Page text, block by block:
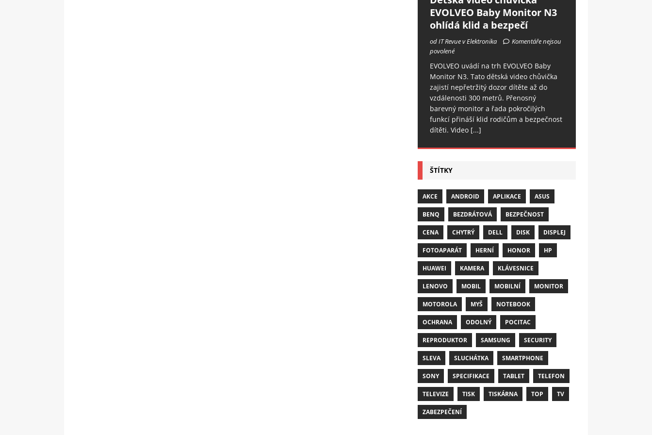
EVOLVEO Baby Monitor N3
ohlídá klid a bezpečí
od IT Revue v Elektronika
Komentáře nejsou
povolené
EVOLVEO uvádí na trh EVOLVEO Baby
Monitor N3. Tato dětská video chůvička
zajistí nepřetržitý dozor dítěte až do
vzdálenosti 300 metrů. Přenosný
barevný monitor a řada pokročilých
funkcí přináší klid rodičům a bezpečnost
dítěti. Video [...]
ŠTÍTKY
AKCE ANDROID APLIKACE ASUS
BENQ BEZDRÁTOVÁ BEZPEČNOST
CENA CHYTRÝ DELL DISK DISPLEJ
FOTOAPARÁT HERNÍ HONOR HP
HUAWEI KAMERA KLÁVESNICE
LENOVO MOBIL MOBILNÍ MONITOR
MOTOROLA MYŠ NOTEBOOK
OCHRANA ODOLNÝ POCITAC
REPRODUKTOR SAMSUNG SECURITY
SLEVA SLUCHÁTKA SMARTPHONE
SONY SPECIFIKACE TABLET TELEFON
TELEVIZE TISK TISKÁRNA TOP TV
ZABEZPEČENÍ